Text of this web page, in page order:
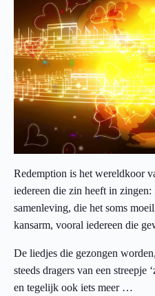
Redemption is het wereldkoor
iedereen die zin heeft in
samenleving, die het soms
kansarm, vooral iedereen die
De liedjes die gezongen
steeds dragers van een streepje
en tegelijk ook iets meer …